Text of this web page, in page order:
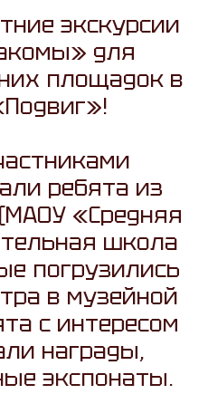
экскурсии
для
площадок в
ребята из
«Средняя
школа
погрузились
в музейной
с интересом
награды,
экспонаты.